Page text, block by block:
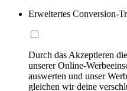
Erweitertes Conversion-
Durch das Akzeptieren
unserer Online-
auswerten und unser
gleichen wir deine